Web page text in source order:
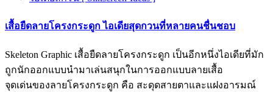
เสื้อยืดลายโครงกระดูก ไอเดียสุดกวนที่หลายคนชื่นชอบ
Skeleton Graphic เสื้อยืดลายโครงกระดูก เป็นอีกหนึ่งไอเดียที่มัก
ถูกนักออกแบบนำมาเล่นสนุกในการออกแบบลายเสื้อ
จุดเด่นของลายโครงกระดูก คือ สะดุดสายตาและแฝงอารมณ์